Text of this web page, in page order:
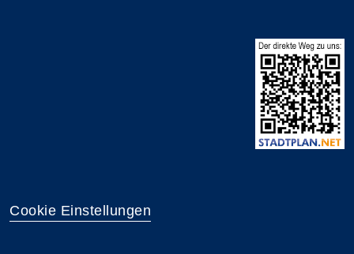
Cookie Einstellungen